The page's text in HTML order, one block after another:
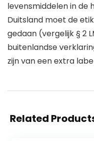
levensmiddelen in de
Duitsland moet de
gedaan (vergelijk § 2
buitenlandse
zijn van een extra
Related